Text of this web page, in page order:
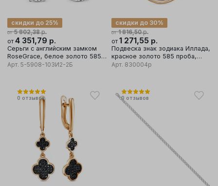
от 5 802,38р.
скидки до 25%
от 4 351,79 р.
Серьги с английским замком
RoseGrace, белое золото 585
проба
Арт. 5-5908-103И2-2Б
от 1 816,50р.
скидки до 30%
от 1 271,55 р.
Подвеска знак зодиака Иллада,
красное золото 585 проба,
вставка фианит
Арт. 830004р
0 отзывов 0 отзывов